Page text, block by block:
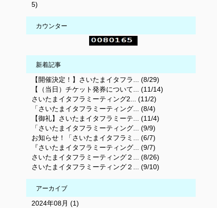
5)
カウンター
新着記事
【開催決定！】さいたまイタフラ... (8/29)
【（当日）チケット発券について... (11/14)
さいたまイタフラミーティング2... (11/2)
「さいたまイタフラミーティング... (8/4)
【御礼】さいたまイタフラミーテ... (11/4)
「さいたまイタフラミーティング... (9/9)
お知らせ！「さいたまイタフラミ... (6/7)
『さいたまイタフラミーティング... (9/7)
さいたまイタフラミーティング２... (8/26)
さいたまイタフラミーティング２... (9/10)
アーカイブ
2024年08月 (1)